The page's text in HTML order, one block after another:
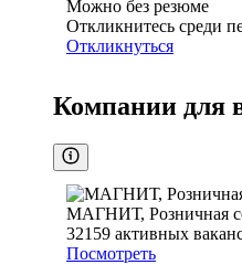
Можно без резюме
Откликнитесь среди
Откликнуться
Компании для
МАГНИТ, Розничная
32159 активных
Посмотреть